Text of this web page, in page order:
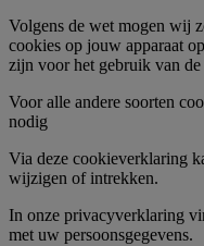
Volgens de wet mogen wij
cookies op jouw apparaat
zijn voor het gebruik van de
Voor alle andere soorten
nodig
Via deze cookieverklaring
wijzigen of intrekken.
In onze privacyverklaring
met uw persoonsgegevens.